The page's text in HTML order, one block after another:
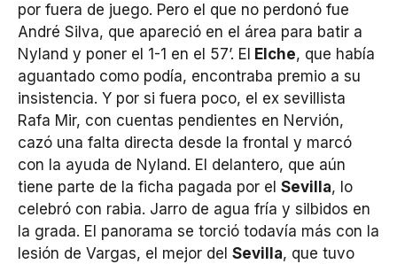
por fuera de juego. Pero el que no perdonó fue
André Silva, que apareció en el área para batir a
Nyland y poner el 1-1 en el 57’. El Elche, que había
aguantado como podía, encontraba premio a su
insistencia. Y por si fuera poco, el ex sevillista
Rafa Mir, con cuentas pendientes en Nervión,
cazó una falta directa desde la frontal y marcó
con la ayuda de Nyland. El delantero, que aún
tiene parte de la ficha pagada por el Sevilla, lo
celebró con rabia. Jarro de agua fría y silbidos en
la grada. El panorama se torció todavía más con la
lesión de Vargas, el mejor del Sevilla, que tuvo